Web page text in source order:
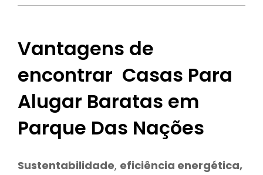
Vantagens de
encontrar Casas Para
Alugar Baratas em
Parque Das Nações
Sustentabilidade, eficiência energética,